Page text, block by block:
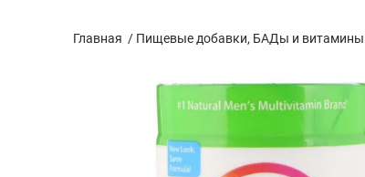
Главная / Пищевые добавки, БАДы и витамины